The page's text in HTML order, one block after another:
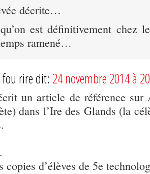
décrite…
est définitivement chez
ramené…
fou rire dit: 24 novembre 2014 à
un article de référence sur
dans l’Ire des Glands (la
copies d’élèves de 5e